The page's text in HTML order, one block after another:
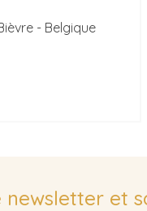
- Belgique
newsletter et